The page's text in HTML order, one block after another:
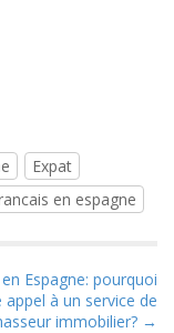
Expat
en espagne
Espagne: pourquoi
appel à un service de
immobilier? →